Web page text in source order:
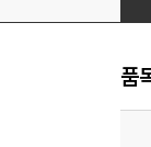
품